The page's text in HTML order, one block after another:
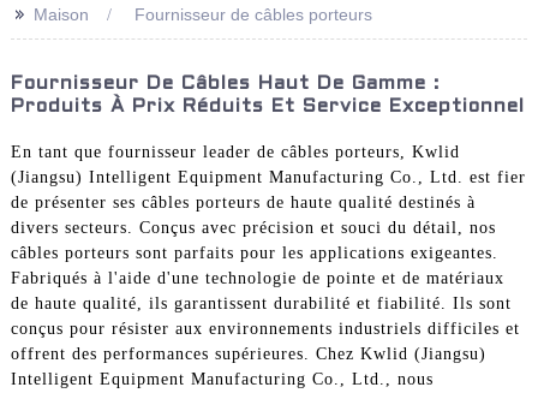
>> Maison Fournisseur de câbles porteurs
Fournisseur De Câbles Haut De Gamme :
Produits À Prix Réduits Et Service Exceptionnel
En tant que fournisseur leader de câbles porteurs, Kwlid
(Jiangsu) Intelligent Equipment Manufacturing Co., Ltd. est fier
de présenter ses câbles porteurs de haute qualité destinés à
divers secteurs. Conçus avec précision et souci du détail, nos
câbles porteurs sont parfaits pour les applications exigeantes.
Fabriqués à l'aide d'une technologie de pointe et de matériaux
de haute qualité, ils garantissent durabilité et fiabilité. Ils sont
conçus pour résister aux environnements industriels difficiles et
offrent des performances supérieures. Chez Kwlid (Jiangsu)
Intelligent Equipment Manufacturing Co., Ltd., nous